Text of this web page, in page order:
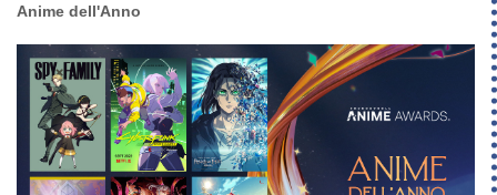
Anime dell'Anno